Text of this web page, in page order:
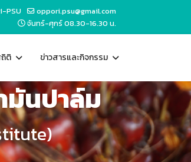
PSU
oppori.psu@gmail.com
จันทร์-ศุกร์ 08.30-16.30 น.
ติ ข่าวสารและกิจกรรม
มันปาล์ม